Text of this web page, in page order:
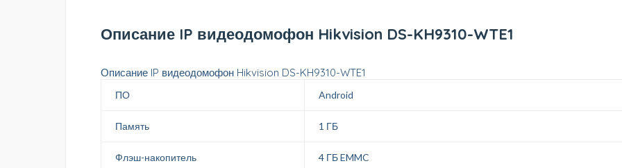
Описание IP видеодомофон Hikvision DS-KH9310-WTE1
Описание IP видеодомофон Hikvision DS-KH9310-WTE1
ПО Android
Память 1 ГБ
Флэш-накопитель 4 ГБ EMMC